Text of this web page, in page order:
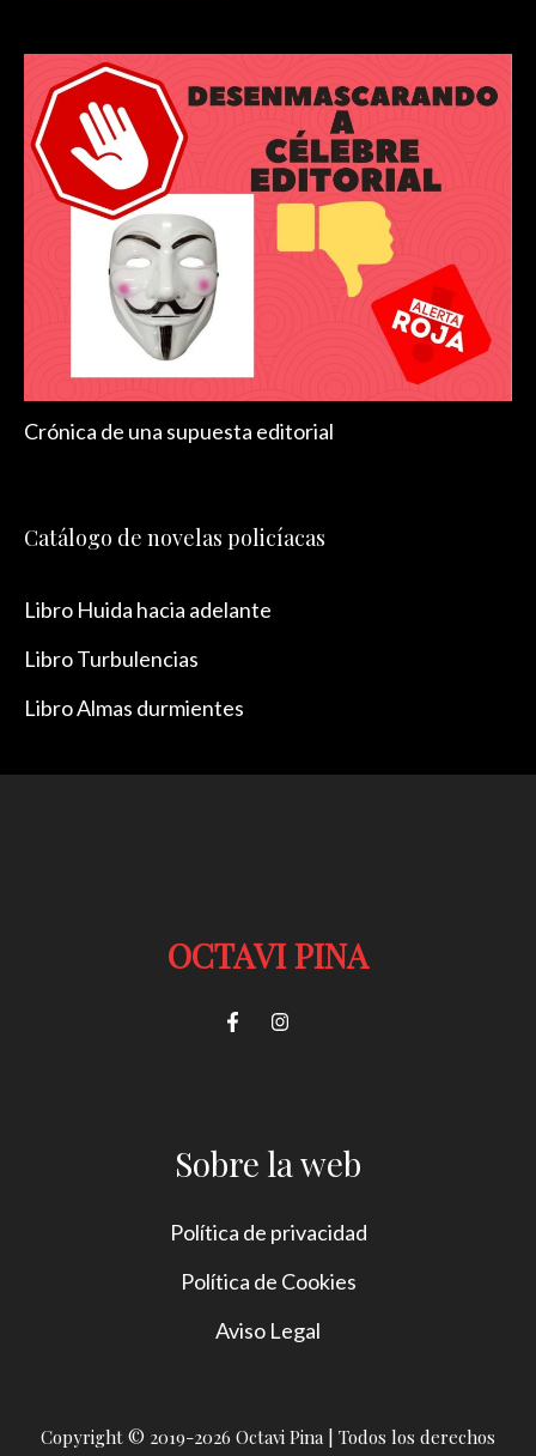
Crónica de una supuesta editorial
Catálogo de novelas policíacas
Libro Huida hacia adelante
Libro Turbulencias
Libro Almas durmientes
OCTAVI PINA
Sobre la web
Política de privacidad
Política de Cookies
Aviso Legal
Copyright © 2019-2026 Octavi Pina | Todos los derechos